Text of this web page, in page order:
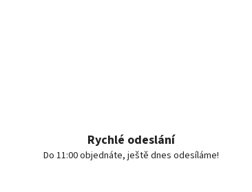
Rychlé odeslání
Do 11:00 objednáte, ještě dnes odesíláme!